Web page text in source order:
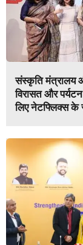
संस्कृति मंत्रालय
विरासत और
लिए नेटफ्लिक्स के